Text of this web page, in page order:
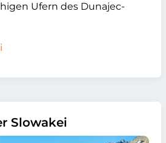
Ufern des Dunajec-
Slowakei